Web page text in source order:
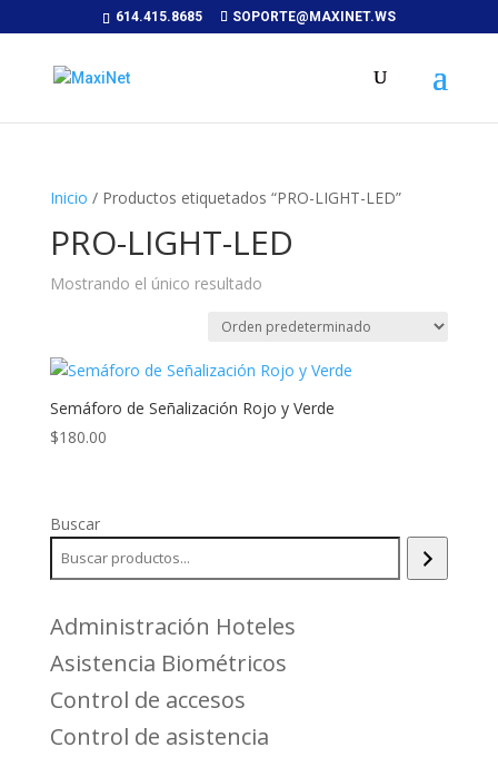
614.415.8685 SOPORTE@MAXINET.WS
Inicio / Productos etiquetados “PRO-LIGHT-LED”
PRO-LIGHT-LED
Mostrando el único resultado
Semáforo de Señalización Rojo y Verde
$180.00
Buscar
Administración Hoteles
Asistencia Biométricos
Control de accesos
Control de asistencia